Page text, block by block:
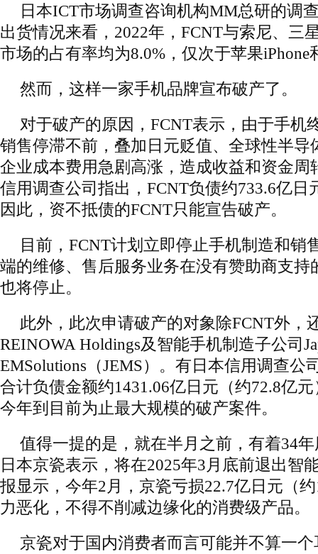
日本ICT市场调查咨询机构MM总研的调
出货情况来看，2022年，FCNT与索尼、三
市场的占有率均为8.0%，仅次于苹果iPhone
然而，这样一家手机品牌宣布破产了。
对于破产的原因，FCNT表示，由于手机
销售停滞不前，叠加日元贬值、全球性半导
企业成本费用急剧高涨，造成收益和资金周
信用调查公司指出，FCNT负债约733.6亿日
因此，资不抵债的FCNT只能宣告破产。
目前，FCNT计划立即停止手机制造和销
端的维修、售后服务业务在没有赞助商支持
也将停止。
此外，此次申请破产的对象除FCNT外，
REINOWA Holdings及智能手机制造子公司
EMSolutions（JEMS）。有日本信用调查公
合计负债金额约1431.06亿日元（约72.8亿
今年到目前为止最大规模的破产案件。
值得一提的是，就在半月之前，有着34
日本京瓷表示，将在2025年3月底前退出智
报显示，今年2月，京瓷亏损22.7亿日元（
力恶化，不得不削减边缘化的消费级产品。
京瓷对于国内消费者而言可能并不算一